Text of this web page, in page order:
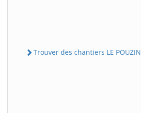
Trouver des chantiers LE POUZIN